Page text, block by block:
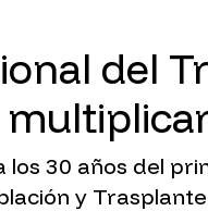
del
los 30 años del
y